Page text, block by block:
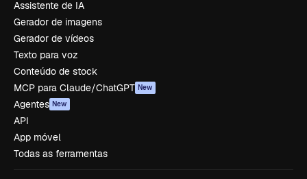
Assistente de IA
Gerador de imagens
Gerador de vídeos
Texto para voz
Conteúdo de stock
MCP para Claude/ChatGPT New
Agentes New
API
App móvel
Todas as ferramentas